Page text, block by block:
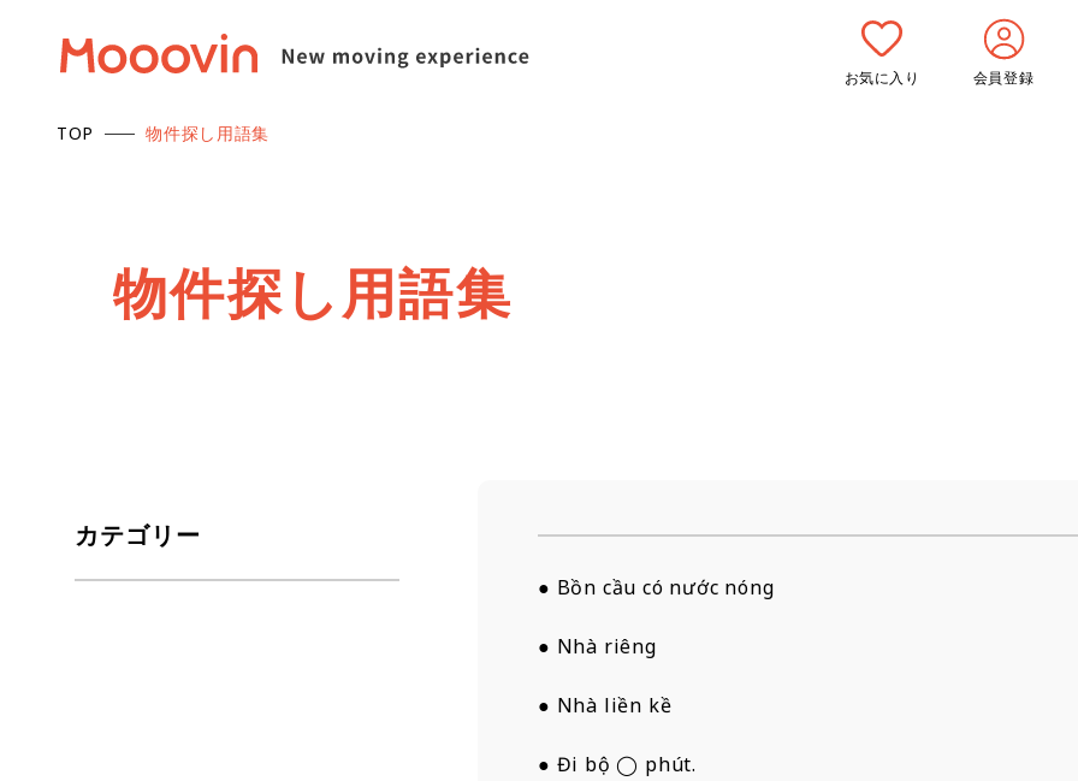
お気に入り 会員登録
TOP 物件探し用語集
物件探し用語集
カテゴリー
● Bồn cầu có nước nóng
● Nhà riêng
● Nhà liền kề
● Đi bộ ◯ phút.